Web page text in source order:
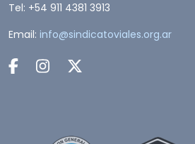
Tel: +54 911 4381 3913
Email: info@sindicatoviales.org.ar